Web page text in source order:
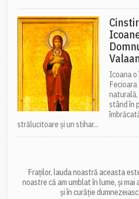
Icoana
Fecioara
naturală,
stând în
strălucitoare și un stihar...
Fraților, lauda noastră aceasta
noastre că am umblat în lume, și mai
și în curăție